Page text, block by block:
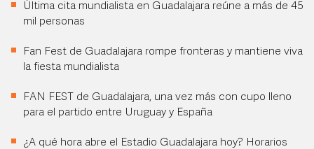
Última cita mundialista en Guadalajara reúne a más de 45
mil personas
Fan Fest de Guadalajara rompe fronteras y mantiene viva
la fiesta mundialista
FAN FEST de Guadalajara, una vez más con cupo lleno
para el partido entre Uruguay y España
¿A qué hora abre el Estadio Guadalajara hoy? Horarios